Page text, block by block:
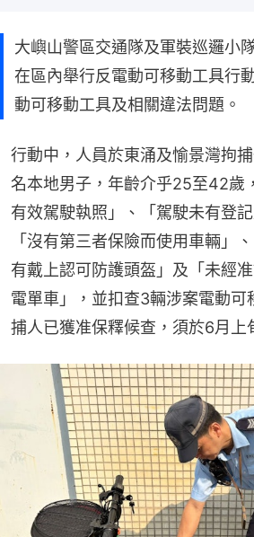
大嶼山警區交通隊及軍裝巡邏小
在區內舉行反電動可移動工具行
動可移動工具及相關違法問題。
行動中，人員於東涌及愉景灣拘
名本地男子，年齡介乎25至42歲
有效駕駛執照」、「駕駛未有登
「沒有第三者保險而使用車輛」
有戴上認可防護頭盔」及「未經
電單車」，並扣查3輛涉案電動可
捕人已獲准保釋候查，須於6月上